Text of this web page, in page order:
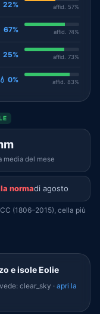
22% affid. 57%
67% affid. 74%
25% affid. 73%
💧 0% affid. 83%
media del mese
normadi agosto
(1806–2015), cella più
e isole Eolie
clear_sky ·apri la